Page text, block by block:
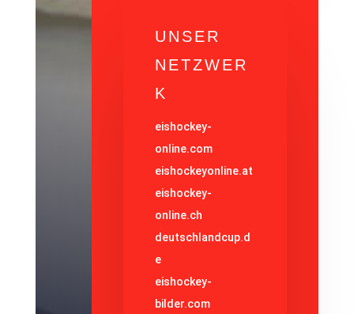
UNSER
NETZWER
K
eishockey-
online.com
eishockeyonline.at
eishockey-
online.ch
deutschlandcup.d
e
eishockey-
bilder.com